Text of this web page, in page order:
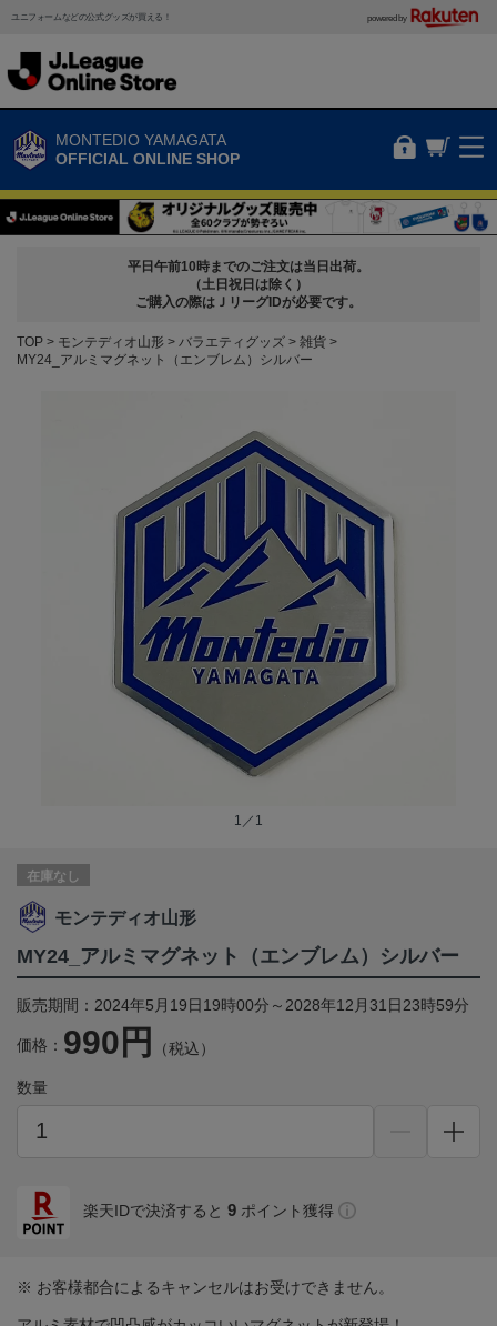
ユニフォームなどの公式グッズが買える！ powered by
MONTEDIO YAMAGATA
OFFICIAL ONLINE SHOP
平日午前10時までのご注文は当日出荷。
（土日祝日は除く）
ご購入の際はＪリーグIDが必要です。
TOP モンテディオ山形 バラエティグッズ
雑貨
MY24_アルミマグネット（エンブレム）シルバー
1／1
在庫なし
モンテディオ山形
MY24_アルミマグネット（エンブレム）シルバー
販売期間：2024年5月19日19時00分～2028年12月31日23時59分
価格： 990円 （税込）
数量
楽天IDで決済すると 9 ポイント獲得
※ お客様都合によるキャンセルはお受けできません。